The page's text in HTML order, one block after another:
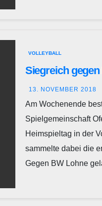
VOLLEYBALL
Siegreich
13. NOVEMBER 2018
Am Wochenende
Spielgemeinschaft
Heimspieltag in der
sammelte dabei die
Gegen BW Lohne